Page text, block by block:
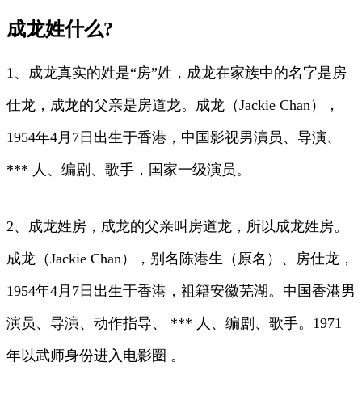
成龙姓什么?
1、成龙真实的姓是“房”姓，成龙在家族中的名字是房
仕龙，成龙的父亲是房道龙。成龙（Jackie Chan），
1954年4月7日出生于香港，中国影视男演员、导演、
*** 人、编剧、歌手，国家一级演员。
2、成龙姓房，成龙的父亲叫房道龙，所以成龙姓房。
成龙（Jackie Chan），别名陈港生（原名）、房仕龙，
1954年4月7日出生于香港，祖籍安徽芜湖。中国香港男
演员、导演、动作指导、 *** 人、编剧、歌手。1971
年以武师身份进入电影圈 。